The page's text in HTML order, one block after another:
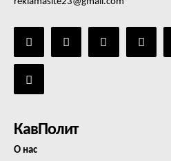
КавПолит
О нас